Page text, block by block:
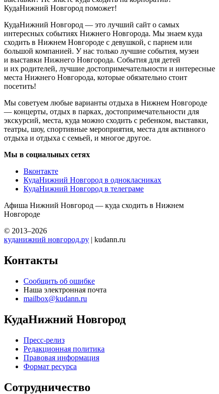
КудаНижний Новгород поможет!
КудаНижний Новгород — это лучший сайт о самых
интересных событиях Нижнего Новгорода. Мы знаем куда
сходить в Нижнем Новгороде с девушкой, с парнем или
большой компанией. У нас только лучшие события, музеи
и выставки Нижнего Новгорода. События для детей
и их родителей, лучшие достопримечательности и интересные
места Нижнего Новгорода, которые обязательно стоит
посетить!
Мы советуем любые варианты отдыха в Нижнем Новгороде
— концерты, отдых в парках, достопримечательности для
экскурсий, места, куда можно сходить с ребенком, выставки,
театры, шоу, спортивные мероприятия, места для активного
отдыха и отдыха с семьей, и многое другое.
Мы в социальных сетях
Вконтакте
КудаНижний Новгород в однокласниках
КудаНижний Новгород в телеграме
Афиша Нижний Новгород — куда сходить в Нижнем
Новгороде
© 2013–2026
куданижний новгород.ру | kudann.ru
Контакты
Сообщить об ошибке
Наша электронная почта
mailbox@kudann.ru
КудаНижний Новгород
Пресс-релиз
Редакционная политика
Правовая информация
Формат ресурса
Сотрудничество